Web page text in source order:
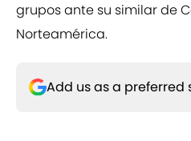
grupos ante su similar de
Norteamérica.
Add us as a preferred